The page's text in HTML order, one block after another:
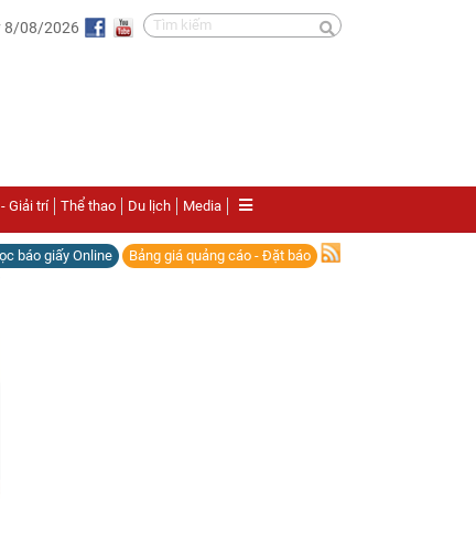
8/08/2026
Giải trí Thể thao Du lịch Media
báo giấy Online Bảng giá quảng cáo - Đặt báo